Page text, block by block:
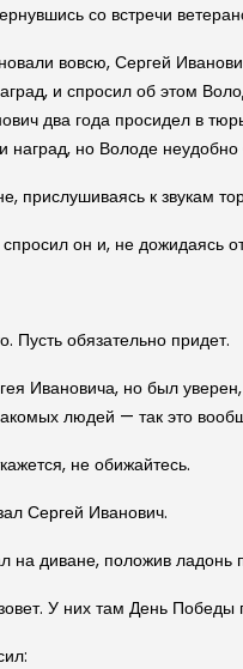
со встречи
вовсю, Сергей
и спросил об этом
два года просидел в
наград, но Володе
прислушиваясь к звукам
он и, не дожидаясь
Пусть обязательно придет.
Ивановича, но был
людей — так это
не обижайтесь.
Сергей Иванович.
диване, положив ладонь
У них там День Победы